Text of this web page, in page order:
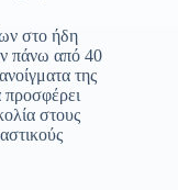
στο ήδη
πάνω από 40
της
στους